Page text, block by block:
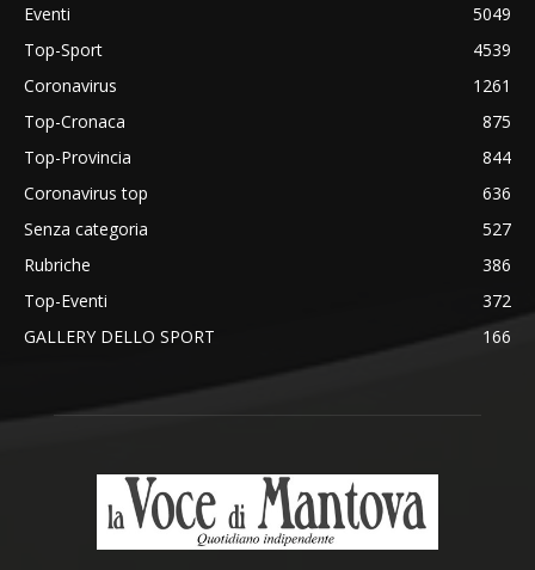
Eventi
5049
Top-Sport
4539
Coronavirus
1261
Top-Cronaca
875
Top-Provincia
844
Coronavirus top
636
Senza categoria
527
Rubriche
386
Top-Eventi
372
GALLERY DELLO SPORT
166